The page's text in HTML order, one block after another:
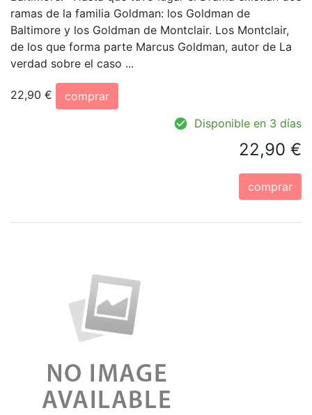
ramas de la familia Goldman: los Goldman de
Baltimore y los Goldman de Montclair. Los Montclair,
de los que forma parte Marcus Goldman, autor de La
verdad sobre el caso ...
22,90 €
comprar
Disponible en 3 días
22,90 €
comprar